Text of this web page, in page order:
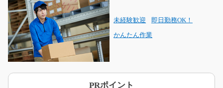
未経験歓迎 即日勤務OK！
かんたん作業
PRポイント